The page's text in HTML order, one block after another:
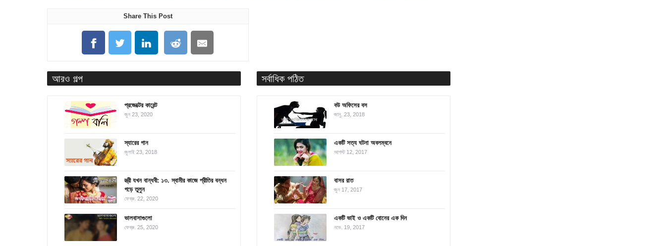
Share This Post
আরও গল্প
প্রজেক্টের কারেন্ট
জুন 23, 2020
স্যারের গান
জুলাই 23, 2018
স্ত্রী যখন বান্ধবী: ১৩. স্বামীর কাজে প্রীতির বন্ধন
গড়ে তুলুন
ফেব্রু. 22, 2020
ভালবাসাগুলো
ফেব্রু. 25, 2020
সর্বাধিক পঠিত
বউ অফিসের বস
জানু. 23, 2018
একটি সত্য ঘটনা অবলম্বনে
আগস্ট 12, 2017
বাসর রাত
জুন 17, 2017
একটি ভাই ও একটি বোনের এক দিন
নভে. 19, 2017